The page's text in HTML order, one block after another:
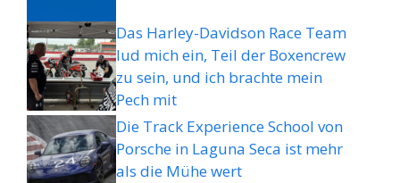
Das Harley-Davidson Race Team
lud mich ein, Teil der Boxencrew
zu sein, und ich brachte mein
Pech mit
Die Track Experience School von
Porsche in Laguna Seca ist mehr
als die Mühe wert